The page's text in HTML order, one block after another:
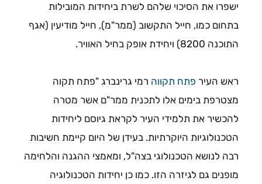
ישפרו את הסיכוי שלהם לשרת ביחידות המובילות
בתחום כמו, חייל התקשוב (ממר"מ), חייל מודיעין (אגף
התוכנה 8200) ויחידת אופק בחיל האוויר.
ראש העיר פתח תקווה רמי גרינברג "פתח תקוה
מצטרפת בימים אלו לתכנית ממר"ם אשר מטרה
להכשיר את תלמידי העיר לקראת גיוסם ליחידות
הטכנולוגיות היוקרתיות. בעידן של היום קיימת חשיבות
רבה לנושא הטכנולוגי בצה"ל, ומאמצי ההגנה והלחימה
מופנים גם לגיזרה הזו. כמו כן יחידות הטכנולוגיה